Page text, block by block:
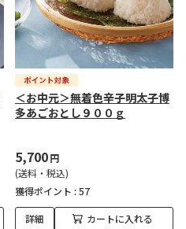
＜お中元＞無着色辛子明太子博
多あごおとし９００ｇ
5,700円
(送料・税込)
獲得ポイント : 57
詳細 カートに入れる